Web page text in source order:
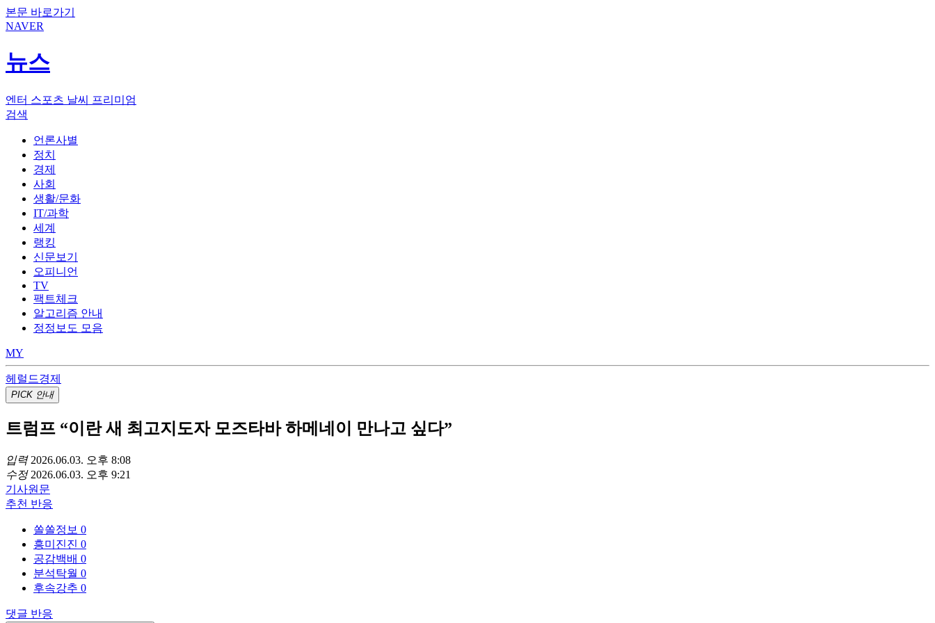
본문 바로가기
NAVER
뉴스
엔터 스포츠 날씨
프리미엄
검색
언론사별
정치
경제
사회
생활/문화
IT/과학
세계
랭킹
신문보기
오피니언
TV
팩트체크
알고리즘 안내
정정보도 모음
MY
헤럴드경제
PICK 안내
트럼프 “이란 새 최고지도자 모즈타바 하메네이 만나고 싶다”
입력 2026.06.03. 오후 8:08
수정 2026.06.03. 오후 9:21
기사원문
추천 반응
쏠쏠정보 0
흥미진진 0
공감백배 0
분석탁월 0
후속강추 0
댓글 반응